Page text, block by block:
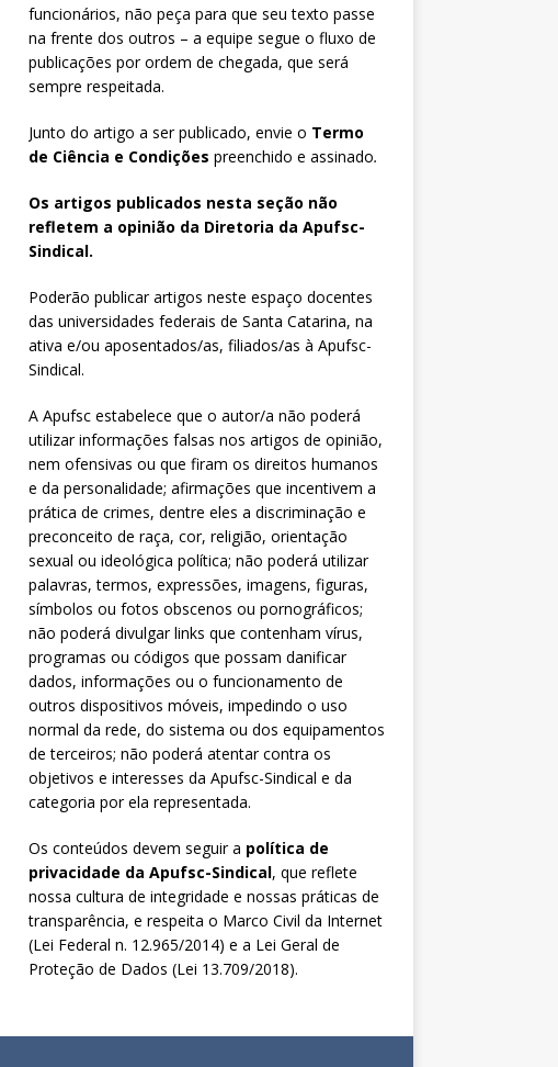
funcionários, não peça para que seu texto passe
na frente dos outros – a equipe segue o fluxo de
publicações por ordem de chegada, que será
sempre respeitada.
Junto do artigo a ser publicado, envie o Termo
de Ciência e Condições preenchido e assinado.
Os artigos publicados nesta seção não
refletem a opinião da Diretoria da Apufsc-
Sindical.
Poderão publicar artigos neste espaço docentes
das universidades federais de Santa Catarina, na
ativa e/ou aposentados/as, filiados/as à Apufsc-
Sindical.
A Apufsc estabelece que o autor/a não poderá
utilizar informações falsas nos artigos de opinião,
nem ofensivas ou que firam os direitos humanos
e da personalidade; afirmações que incentivem a
prática de crimes, dentre eles a discriminação e
preconceito de raça, cor, religião, orientação
sexual ou ideológica política; não poderá utilizar
palavras, termos, expressões, imagens, figuras,
símbolos ou fotos obscenos ou pornográficos;
não poderá divulgar links que contenham vírus,
programas ou códigos que possam danificar
dados, informações ou o funcionamento de
outros dispositivos móveis, impedindo o uso
normal da rede, do sistema ou dos equipamentos
de terceiros; não poderá atentar contra os
objetivos e interesses da Apufsc-Sindical e da
categoria por ela representada.
Os conteúdos devem seguir a política de
privacidade da Apufsc-Sindical, que reflete
nossa cultura de integridade e nossas práticas de
transparência, e respeita o Marco Civil da Internet
(Lei Federal n. 12.965/2014) e a Lei Geral de
Proteção de Dados (Lei 13.709/2018).